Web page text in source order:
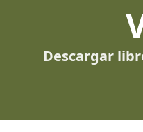
Descargar